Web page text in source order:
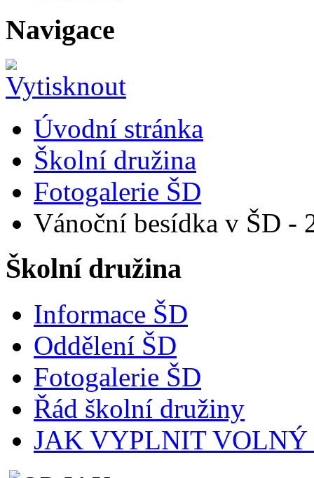
Navigace
Úvodní stránka
Školní družina
Fotogalerie ŠD
Vánoční besídka v ŠD -
Školní družina
Informace ŠD
Oddělení ŠD
Fotogalerie ŠD
Řád školní družiny
JAK VYPLNIT VOLNÝ